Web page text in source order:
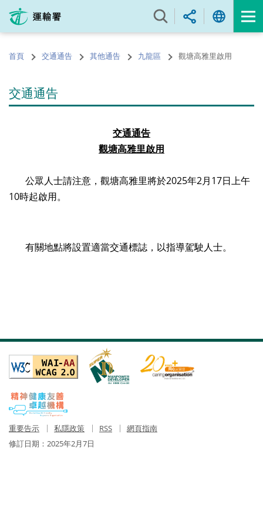
內
的首頁 交通通告 其他通告 九龍區 觀塘高雅里啟用
交通通告
交通通告
觀塘高雅里啟用
公眾人士請注意，觀塘高雅里將於2025年2月17日上午
10時起啟用。
有關地點將設置適當交通標誌，以指導駕駛人士。
重要告示 私隱政策 RSS
網頁指南
修訂日期： 2025年2月7日